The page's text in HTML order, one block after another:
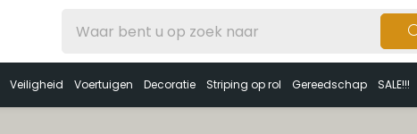
Veiligheid Voertuigen Decoratie Striping op rol Gereedschap SALE!!!